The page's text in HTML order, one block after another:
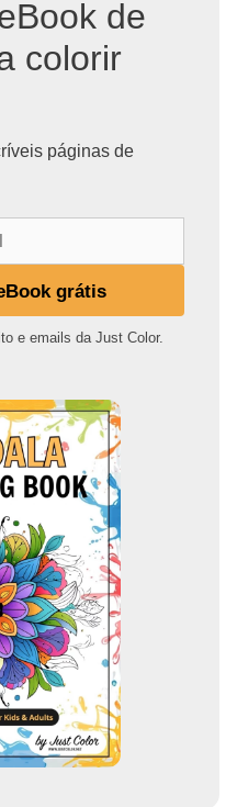
de
colorir
páginas de
grátis
e emails da Just Color.